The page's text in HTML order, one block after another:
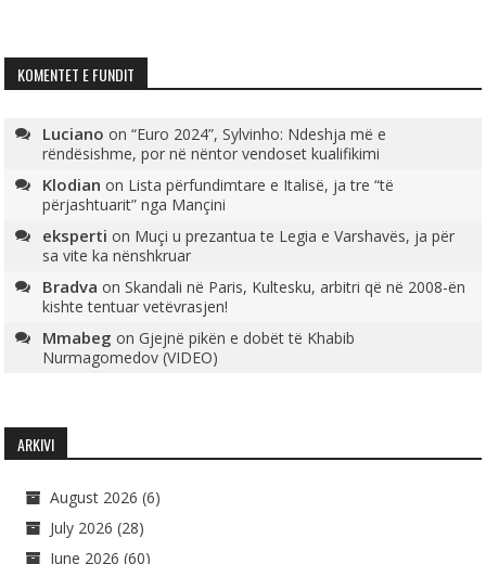
KOMENTET E FUNDIT
Luciano on“Euro 2024”, Sylvinho: Ndeshja më e
rëndësishme, por në nëntor vendoset kualifikimi
Klodian on Lista përfundimtare e Italisë, ja tre “të
përjashtuarit” nga Mançini
eksperti on Muçi u prezantua te Legia e Varshavës, ja për
sa vite ka nënshkruar
Bradva onSkandali në Paris, Kultesku, arbitri që në 2008-ën
kishte tentuar vetëvrasjen!
Mmabeg onGjejnë pikën e dobët të Khabib
Nurmagomedov (VIDEO)
ARKIVI
August 2026 (6)
July 2026 (28)
June 2026 (60)